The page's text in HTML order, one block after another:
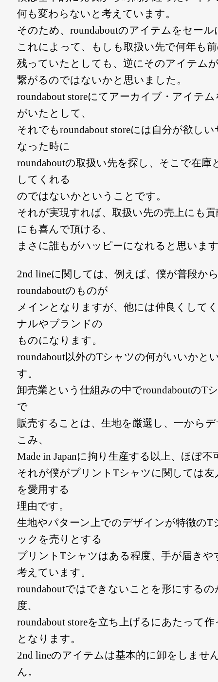
何も変わらないと考えています。
そのため、roundaboutのアイテムをセー
これによって、もしも取扱い先で何年も
残っていたとしても、逆にそのアイテム
繋がるのではないかと思いました。
roundabout storeにてアーカイブ・アイテ
がいたとして、
それでもroundabout storeには自分が欲し
なった時に
roundaboutの取扱い先を探し、そこで在
してくれる
のではないかということです。
それが実現すれば、取扱い先の売上にも
にも喜んで頂ける、
まさに誰もがハッピーになれると思いま
2nd lineに関しては、例えば、僕が普段か
roundaboutのものが
メインとなりますが、他には仲良くして
ナルやブランドの
ものになります。
roundabout以外のTシャツの何がいいかと
す。
卸売業という仕組みの中でroundaboutのT
で
販売することは、生地を厳選し、一から
こみ、
Made in Japanに拘り生産する以上、ほぼ不
それが僕がプリントTシャツに関しては
を愛用する
理由です。
生地やパターン上でのデザインが特徴の
ックを売りとする
プリントTシャツはある程度、手が届き
考えています。
roundaboutではできないことを形にする
度、
roundabout storeを立ち上げるにあたって
となります。
2nd lineのアイテムは基本的に卸をしませ
ん。